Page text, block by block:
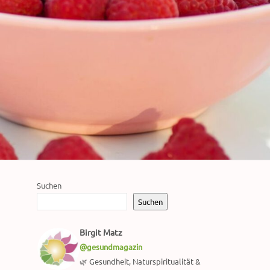
Suchen
Suchen
Birgit Matz
@gesundmagazin
🌿 Gesundheit, Naturspiritualität &